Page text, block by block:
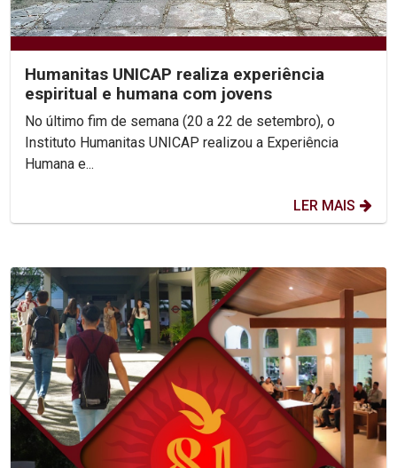
Humanitas UNICAP realiza experiência
espiritual e humana com jovens
No último fim de semana (20 a 22 de setembro), o
Instituto Humanitas UNICAP realizou a Experiência
Humana e...
LER MAIS